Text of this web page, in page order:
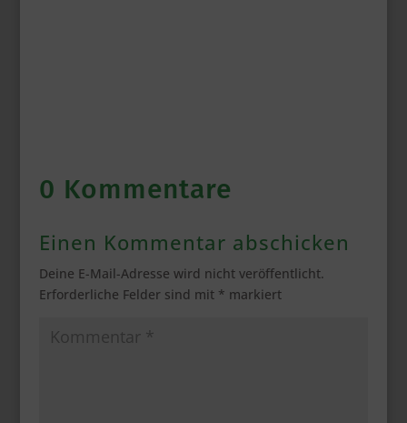
0 Kommentare
Einen Kommentar abschicken
Deine E-Mail-Adresse wird nicht veröffentlicht.
Erforderliche Felder sind mit * markiert